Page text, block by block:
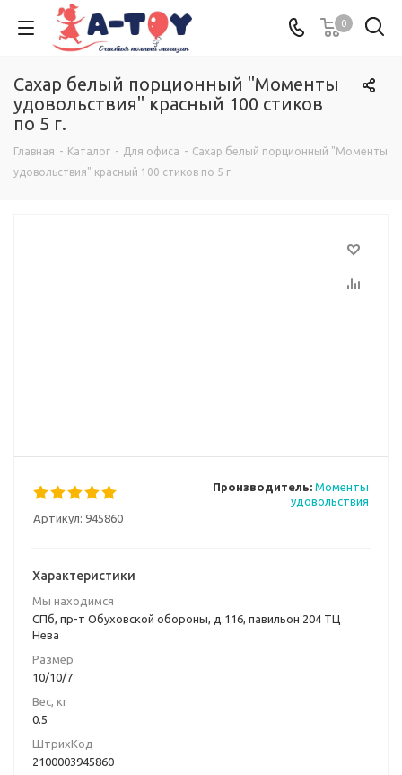
0
Сахар белый порционный "Моменты
удовольствия" красный 100 стиков
по 5 г.
Главная - Каталог - Для офиса - Сахар белый порционный "Моменты
удовольствия" красный 100 стиков по 5 г.
Артикул: 945860
Производитель: Моменты
удовольствия
Характеристики
Мы находимся
СПб, пр-т Обуховской обороны, д.116, павильон 204 ТЦ
Нева
Размер
10/10/7
Вес, кг
0.5
ШтрихКод
2100003945860